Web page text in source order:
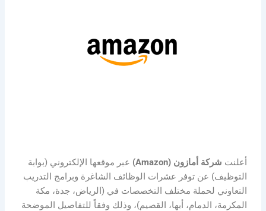
أعلنت شركة أمازون (Amazon)
عبر موقعها الإلكتروني (بوابة
التوظيف) عن توفر عشرات الوظائف الشاغرة وبرامج التدريب
التعاوني لحملة مختلف التخصصات في (الرياض، جدة، مكة
المكرمة، الدمام، أبها، القصيم)، وذلك وفقاً للتفاصيل الموضحة